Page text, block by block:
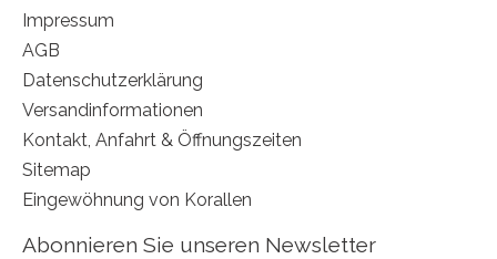
Impressum
AGB
Datenschutzerklärung
Versandinformationen
Kontakt, Anfahrt & Öffnungszeiten
Sitemap
Eingewöhnung von Korallen
Abonnieren Sie unseren Newsletter